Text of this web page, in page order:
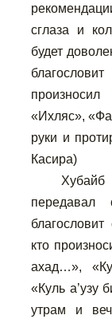
сглаза и
будет
«Ихляс»,
руки и
Касира)
передавал
кто
ахад…»,
«Куль а’узу
утрам и